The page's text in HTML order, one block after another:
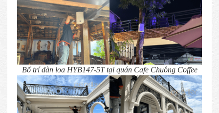
Bố trí dàn loa HYB147-5T tại quán Cafe Chuông Coffee